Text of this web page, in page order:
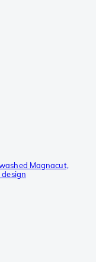
Magnacut,